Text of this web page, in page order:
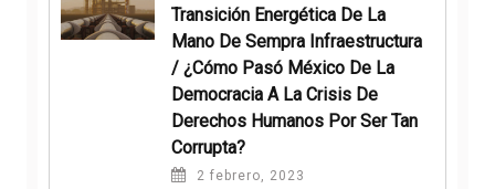
Transición Energética De La
Mano De Sempra Infraestructura
/ ¿Cómo Pasó México De La
Democracia A La Crisis De
Derechos Humanos Por Ser Tan
Corrupta?
2 febrero, 2023